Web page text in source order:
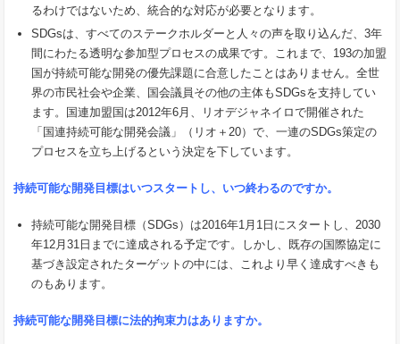
るわけではないため、統合的な対応が必要となります。
SDGsは、すべてのステークホルダーと人々の声を取り込んだ、3年
間にわたる透明な参加型プロセスの成果です。これまで、193の加盟
国が持続可能な開発の優先課題に合意したことはありません。全世
界の市民社会や企業、国会議員その他の主体もSDGsを支持してい
ます。国連加盟国は2012年6月、リオデジャネイロで開催された
「国連持続可能な開発会議」（リオ＋20）で、一連のSDGs策定の
プロセスを立ち上げるという決定を下しています。
持続可能な開発目標はいつスタートし、いつ終わるのですか。
持続可能な開発目標（SDGs）は2016年1月1日にスタートし、2030
年12月31日までに達成される予定です。しかし、既存の国際協定に
基づき設定されたターゲットの中には、これより早く達成すべきも
のもあります。
持続可能な開発目標に法的拘束力はありますか。